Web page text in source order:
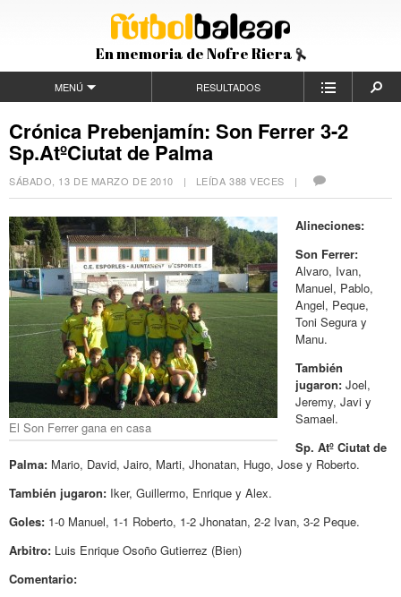
En memoria de Nofre Riera
MENÚ RESULTADOS
Crónica Prebenjamín: Son Ferrer 3-2
Sp.AtºCiutat de Palma
SÁBADO, 13 DE MARZO DE 2010 | LEÍDA 388 VECES |
El Son Ferrer gana en casa
Alineciones:
Son Ferrer:
Alvaro, Ivan,
Manuel, Pablo,
Angel, Peque,
Toni Segura y
Manu.
También
jugaron: Joel,
Jeremy, Javi y
Samael.
Sp. Atº Ciutat de
Palma: Mario, David, Jairo, Marti, Jhonatan, Hugo, Jose y Roberto.
También jugaron: Iker, Guillermo, Enrique y Alex.
Goles: 1-0 Manuel, 1-1 Roberto, 1-2 Jhonatan, 2-2 Ivan, 3-2 Peque.
Arbitro: Luis Enrique Osoño Gutierrez (Bien)
Comentario: